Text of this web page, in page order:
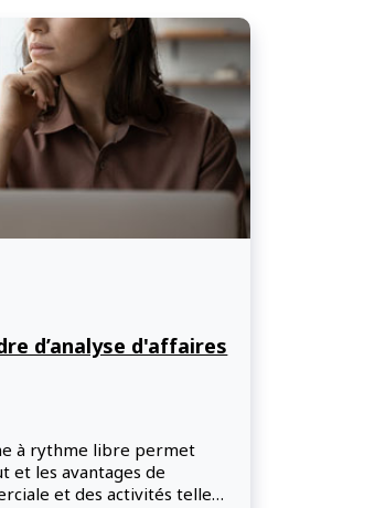
d’analyse d'affaires
à rythme libre permet
et les avantages de
et des activités telles